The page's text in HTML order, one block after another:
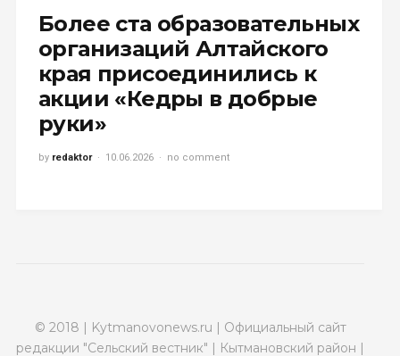
Более ста образовательных
организаций Алтайского
края присоединились к
акции «Кедры в добрые
руки»
by redaktor 10.06.2026 no comment
© 2018 | Kytmanovonews.ru | Официальный сайт
редакции "Сельский вестник" | Кытмановский район |